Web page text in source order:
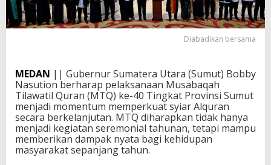
Diabadikan bersama
MEDAN || Gubernur Sumatera Utara (Sumut) Bobby
Nasution berharap pelaksanaan Musabaqah
Tilawatil Quran (MTQ) ke-40 Tingkat Provinsi Sumut
menjadi momentum memperkuat syiar Alquran
secara berkelanjutan. MTQ diharapkan tidak hanya
menjadi kegiatan seremonial tahunan, tetapi mampu
memberikan dampak nyata bagi kehidupan
masyarakat sepanjang tahun.